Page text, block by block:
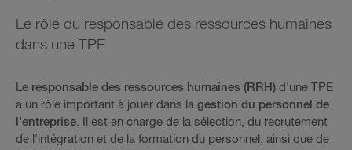
Le rôle du responsable des ressources humaines
dans une TPE
Le responsable des ressources humaines (RRH) d'une TPE
a un rôle important à jouer dans la gestion du personnel de
l'entreprise. Il est en charge de la sélection, du recrutement
de l'intégration et de la formation du personnel, ainsi que de